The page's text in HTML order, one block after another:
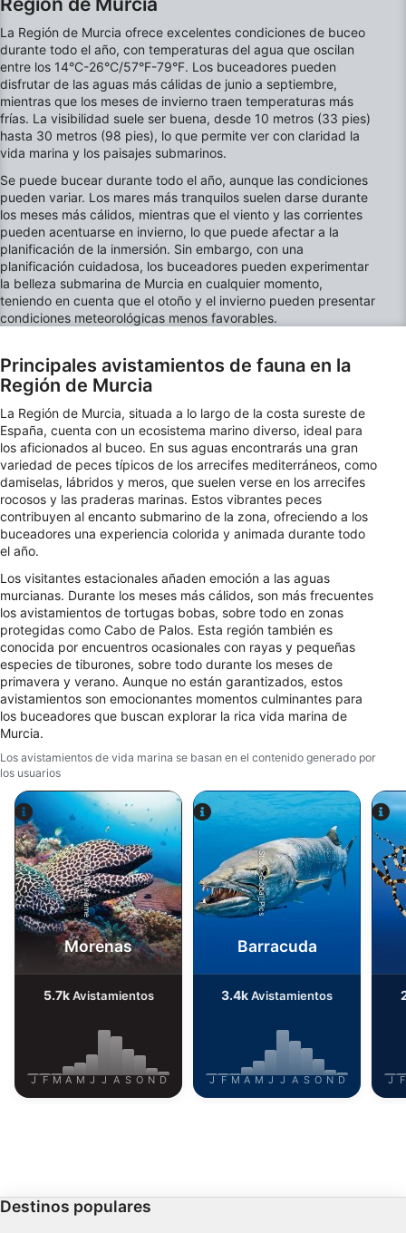
La Región de Murcia ofrece excelentes condiciones de buceo
durante todo el año, con temperaturas del agua que oscilan
entre los 14°C-26°C/57°F-79°F. Los buceadores pueden
disfrutar de las aguas más cálidas de junio a septiembre,
mientras que los meses de invierno traen temperaturas más
frías. La visibilidad suele ser buena, desde 10 metros (33 pies)
hasta 30 metros (98 pies), lo que permite ver con claridad la
vida marina y los paisajes submarinos.
Se puede bucear durante todo el año, aunque las condiciones
pueden variar. Los mares más tranquilos suelen darse durante
los meses más cálidos, mientras que el viento y las corrientes
pueden acentuarse en invierno, lo que puede afectar a la
planificación de la inmersión. Sin embargo, con una
planificación cuidadosa, los buceadores pueden experimentar
la belleza submarina de Murcia en cualquier momento,
teniendo en cuenta que el otoño y el invierno pueden presentar
condiciones meteorológicas menos favorables.
Principales avistamientos de fauna en la
Región de Murcia
La Región de Murcia, situada a lo largo de la costa sureste de
España, cuenta con un ecosistema marino diverso, ideal para
los aficionados al buceo. En sus aguas encontrarás una gran
variedad de peces típicos de los arrecifes mediterráneos, como
damiselas, lábridos y meros, que suelen verse en los arrecifes
rocosos y las praderas marinas. Estos vibrantes peces
contribuyen al encanto submarino de la zona, ofreciendo a los
buceadores una experiencia colorida y animada durante todo
el año.
Los visitantes estacionales añaden emoción a las aguas
murcianas. Durante los meses más cálidos, son más frecuentes
los avistamientos de tortugas bobas, sobre todo en zonas
protegidas como Cabo de Palos. Esta región también es
conocida por encuentros ocasionales con rayas y pequeñas
especies de tiburones, sobre todo durante los meses de
primavera y verano. Aunque no están garantizados, estos
avistamientos son emocionantes momentos culminantes para
los buceadores que buscan explorar la rica vida marina de
Murcia.
Los avistamientos de vida marina se basan en el contenido generado por
los usuarios
Alamy-WaterFrame
Morenas
5.7kAvistamientos
J F M A M J J A S O N D
iStock-Global_Pics
Barracuda
3.4kAvistamientos
J F M A M J J A S O N D J F
Destinos populares
Utilizar perfiles para seleccionar la
publicidad personalizada
Crear un perfil para personalizar el
contenido
Uso de perfiles para la selección de
contenido personalizado
Medir el rendimiento de la publicidad
Medir el rendimiento del contenido
Comprender al público a través de
estadísticas o a través de la combinación de
datos procedentes de diferentes fuentes
Uso de datos limitados con el objetivo de
seleccionar el contenido
Características especiales de la IAB:
Utilizar datos de localización geográfica
precisa
Identificar los dispositivos en función de la
información solicitada activamente
Fines de tratamiento ajenos a la OIA:
Necesarias
De rendimiento
Funcionales
De publicidad